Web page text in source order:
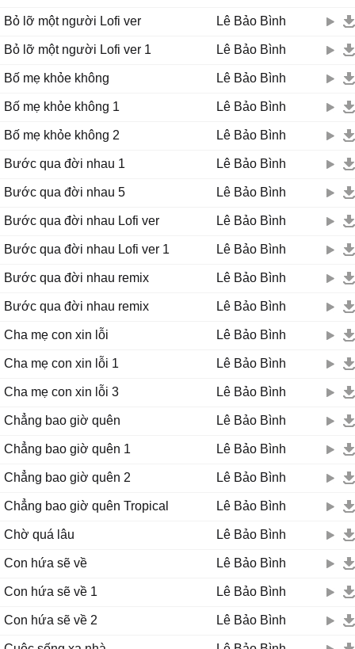
Bỏ lỡ một người Lofi ver Lê Bảo Bình
Bỏ lỡ một người Lofi ver 1 Lê Bảo Bình
Bố mẹ khỏe không Lê Bảo Bình
Bố mẹ khỏe không 1 Lê Bảo Bình
Bố mẹ khỏe không 2 Lê Bảo Bình
Bước qua đời nhau 1 Lê Bảo Bình
Bước qua đời nhau 5 Lê Bảo Bình
Bước qua đời nhau Lofi ver Lê Bảo Bình
Bước qua đời nhau Lofi ver 1 Lê Bảo Bình
Bước qua đời nhau remix Lê Bảo Bình
Bước qua đời nhau remix Lê Bảo Bình
Cha mẹ con xin lỗi Lê Bảo Bình
Cha mẹ con xin lỗi 1 Lê Bảo Bình
Cha mẹ con xin lỗi 3 Lê Bảo Bình
Chẳng bao giờ quên Lê Bảo Bình
Chẳng bao giờ quên 1 Lê Bảo Bình
Chẳng bao giờ quên 2 Lê Bảo Bình
Chẳng bao giờ quên Tropical Lê Bảo Bình
Chờ quá lâu Lê Bảo Bình
Con hứa sẽ về Lê Bảo Bình
Con hứa sẽ về 1 Lê Bảo Bình
Con hứa sẽ về 2 Lê Bảo Bình